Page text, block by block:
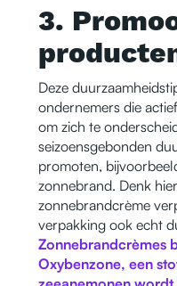
3.
Deze
ondernemers die
om zich te
seizoensgebonden
promoten,
zonnebrand. Denk
zonnebrandcrème
verpakking ook echt
Zonnebrandcrèmes
Oxybenzone, een